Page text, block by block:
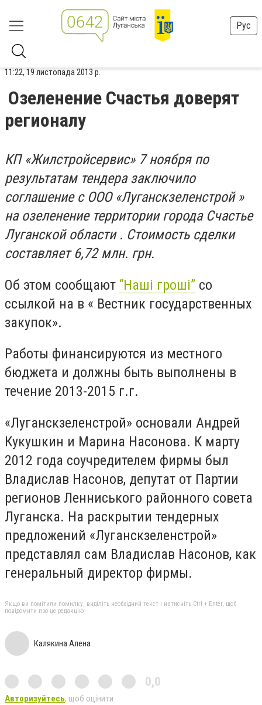
Рус
11:22, 19 листопада 2013 р.
Озеленение Счастья доверят
регионалу
КП «Жилстройсервис» 7 ноября по
результатам тендера заключило
соглашение с ООО «Луганскзеленстрой »
на озеленение территории города Счастье
Луганской области . Стоимость сделки
составляет 6,72 млн. грн.
Об этом сообщают “Наші гроші” со
ссылкой на в « Вестник государственных
закупок».
Работы финансируются из местного
бюджета и должны быть выполнены в
течение 2013-2015 г.г.
«Луганскзеленстрой» основали Андрей
Кукушкин и Марина Насонова. К марту
2012 года соучредителем фирмы был
Владислав Насонов, депутат от Партии
регионов Ленниського районного совета
Луганска. На раскрытии тендерных
предложений «Луганскзеленстрой»
представлял сам Владислав Насонов, как
генеральный директор фирмы.
Якщо ви помітили помилку, виділіть необхідний текст і натисніть Ctrl + Enter, щоб
повідомити про це редакцію
Калякина Алена
0,0
Авторизуйтесь, щоб оцінити